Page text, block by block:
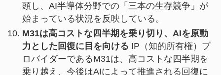
頭し、AI半導体分野での「三本の生存競争」が
始まっている状況を反映している。
M31は高コストな四半期を乗り切り、AIを原動
力とした回復に目を向ける IP（知的所有権）プ
ロバイダーであるM31は、高コストな四半期を
乗り越え、今後はAIによって推進される回復に